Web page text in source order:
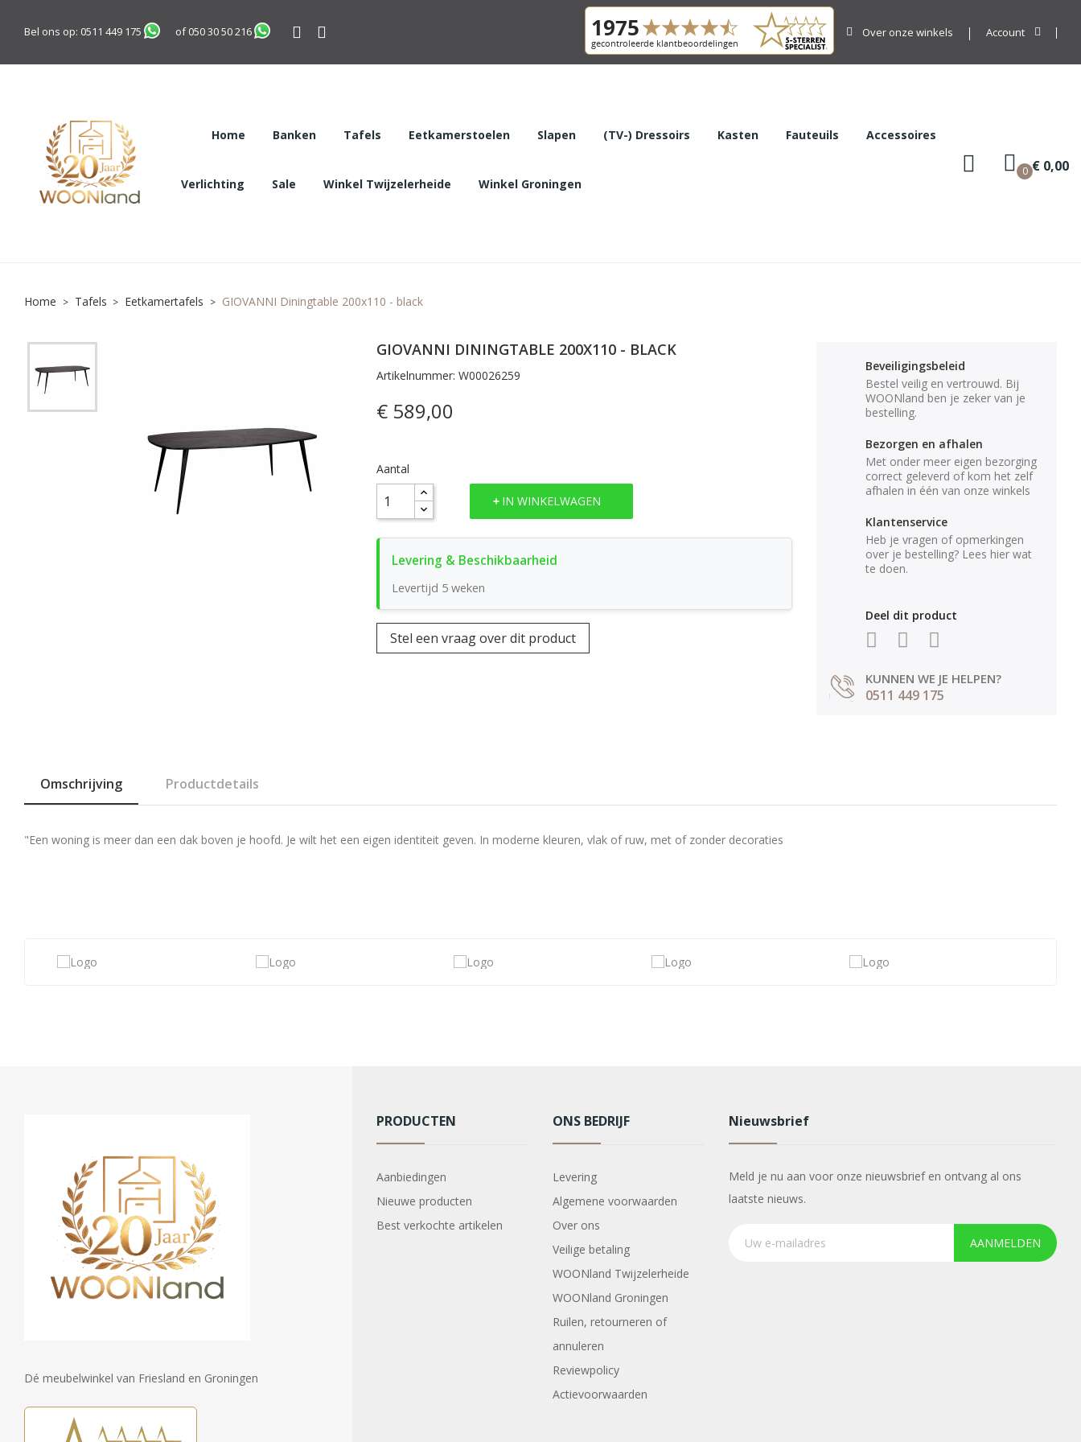
Bel ons op: 0511 449 175 of050 30 50 216 Over onze winkels Account
Home Banken Tafels Eetkamerstoelen Slapen (TV-) Dressoirs Kasten Fauteuils Accessoires
Verlichting Sale Winkel Twijzelerheide Winkel Groningen
0 € 0,00
Home Tafels Eetkamertafels GIOVANNI Diningtable 200x110 - black
GIOVANNI DININGTABLE 200X110 - BLACK
Artikelnummer: W00026259
€ 589,00
Aantal
IN WINKELWAGEN
Levertijd 5 weken
Stel een vraag over dit product
Beveiligingsbeleid
Bestel veilig en vertrouwd. Bij
WOONland ben je zeker van je
bestelling.
Bezorgen en afhalen
Met onder meer eigen bezorging
correct geleverd of kom het zelf
afhalen in één van onze winkels
Klantenservice
Heb je vragen of opmerkingen
over je bestelling? Lees hier wat
te doen.
Deel dit product
KUNNEN WE JE HELPEN?
0511 449 175
Omschrijving Productdetails
"Een woning is meer dan een dak boven je hoofd. Je wilt het een eigen identiteit geven. In moderne kleuren, vlak of ruw, met of zonder decoraties
Dé meubelwinkel van Friesland en Groningen
PRODUCTEN
Aanbiedingen
Nieuwe producten
Best verkochte artikelen
ONS BEDRIJF
Levering
Algemene voorwaarden
Over ons
Veilige betaling
WOONland Twijzelerheide
WOONland Groningen
Ruilen, retourneren of
annuleren
Reviewpolicy
Actievoorwaarden
Nieuwsbrief
Meld je nu aan voor onze nieuwsbrief en ontvang al ons
laatste nieuws.
AANMELDEN